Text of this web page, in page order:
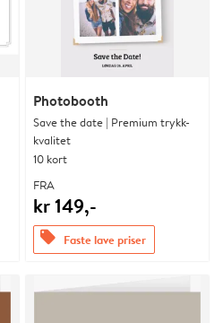
Photobooth
Save the date | Premium trykk-
kvalitet
10 kort
FRA
kr 149,-
offers Faste lave priser